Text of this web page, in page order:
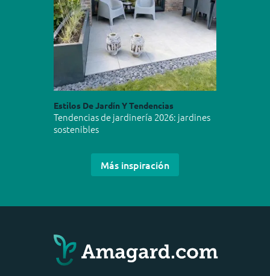
Estilos De Jardín Y Tendencias
Tendencias de jardinería 2026: jardines
sostenibles
Más inspiración